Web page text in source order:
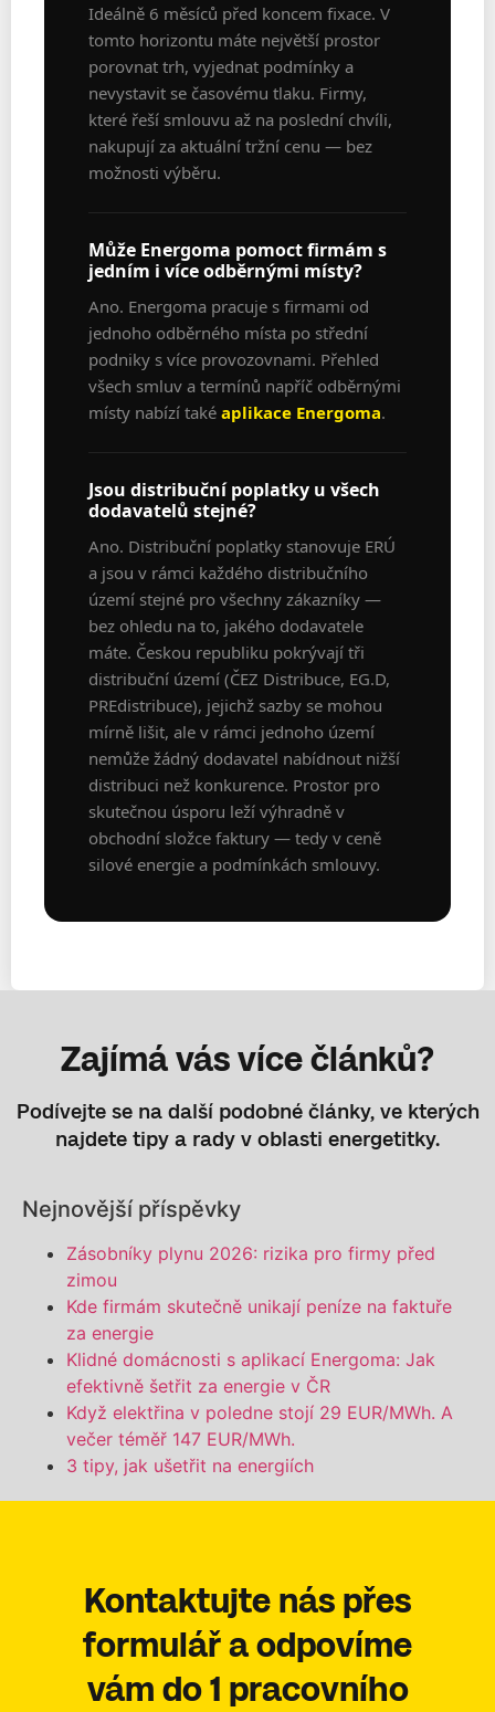
Ideálně 6 měsíců před koncem fixace. V
tomto horizontu máte největší prostor
porovnat trh, vyjednat podmínky a
nevystavit se časovému tlaku. Firmy,
které řeší smlouvu až na poslední chvíli,
nakupují za aktuální tržní cenu — bez
možnosti výběru.
Může Energoma pomoct firmám s
jedním i více odběrnými místy?
Ano. Energoma pracuje s firmami od
jednoho odběrného místa po střední
podniky s více provozovnami. Přehled
všech smluv a termínů napříč odběrnými
místy nabízí také aplikace Energoma.
Jsou distribuční poplatky u všech
dodavatelů stejné?
Ano. Distribuční poplatky stanovuje ERÚ
a jsou v rámci každého distribučního
území stejné pro všechny zákazníky —
bez ohledu na to, jakého dodavatele
máte. Českou republiku pokrývají tři
distribuční území (ČEZ Distribuce, EG.D,
PREdistribuce), jejichž sazby se mohou
mírně lišit, ale v rámci jednoho území
nemůže žádný dodavatel nabídnout nižší
distribuci než konkurence. Prostor pro
skutečnou úsporu leží výhradně v
obchodní složce faktury — tedy v ceně
silové energie a podmínkách smlouvy.
Zajímá vás více článků?
Podívejte se na další podobné články, ve kterých
najdete tipy a rady v oblasti energetitky.
Nejnovější příspěvky
Zásobníky plynu 2026: rizika pro firmy před
zimou
Kde firmám skutečně unikají peníze na faktuře
za energie
Klidné domácnosti s aplikací Energoma: Jak
efektivně šetřit za energie v ČR
Když elektřina v poledne stojí 29 EUR/MWh. A
večer téměř 147 EUR/MWh.
3 tipy, jak ušetřit na energiích
Kontaktujte nás přes
formulář a odpovíme
vám do 1 pracovního